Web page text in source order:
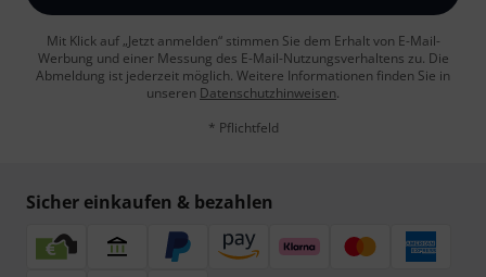
Mit Klick auf „Jetzt anmelden“ stimmen Sie dem Erhalt von E-Mail-
Werbung und einer Messung des E-Mail-Nutzungsverhaltens zu. Die
Abmeldung ist jederzeit möglich. Weitere Informationen finden Sie in
unseren Datenschutzhinweisen.
* Pflichtfeld
Sicher einkaufen & bezahlen